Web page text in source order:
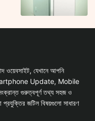
ওয়েবসাইট, যেখানে আপনি
Update, Mobile
গুরুত্বপূর্ণ তথ্য সহজ ও
প্রযুক্তির জটিল বিষয়গুলো সাধারণ